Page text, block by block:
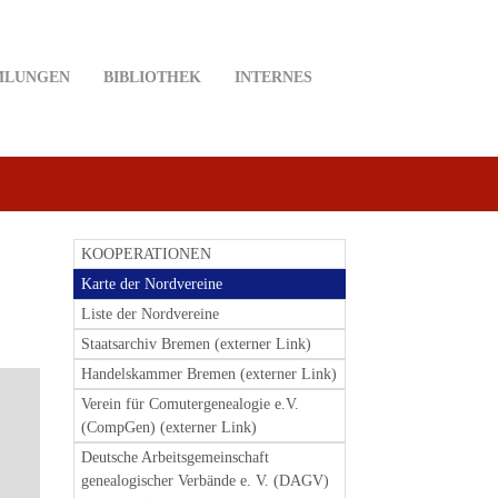
BIBLIOTHEK INTERNES
KOOPERATIONEN
Karte der Nordvereine
Liste der Nordvereine
Staatsarchiv Bremen (externer Link)
Handelskammer Bremen (externer Link)
Verein für Comutergenealogie e.V.
(CompGen) (externer Link)
Deutsche Arbeitsgemeinschaft
genealogischer Verbände e. V. (DAGV)